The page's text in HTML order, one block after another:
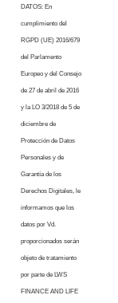
DATOS: En
cumplimiento del
RGPD (UE) 2016/679
del Parlamento
Europeo y del Consejo
de 27 de abril de 2016
y la LO 3/2018 de 5 de
diciembre de
Protección de Datos
Personales y de
Garantía de los
Derechos Digitales, le
informamos que los
datos por Vd.
proporcionados serán
objeto de tratamiento
por parte de LWS
FINANCE AND LIFE